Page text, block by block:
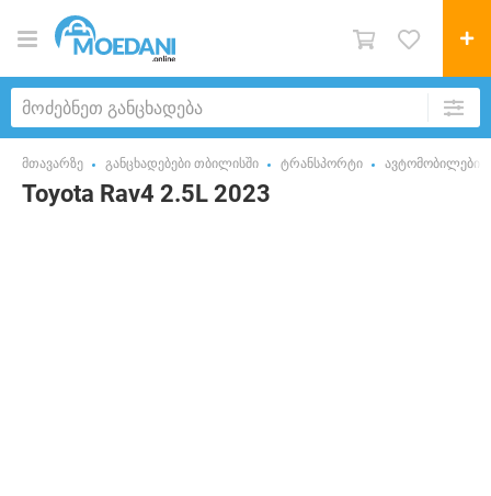
მთავარზე განცხადებები თბილისში ტრანსპორტი ავტომობილები
Toyota Rav4 2.5L 2023